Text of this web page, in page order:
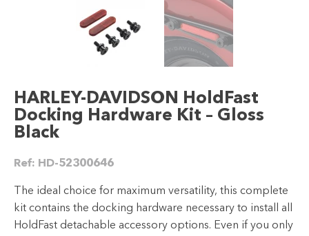
HARLEY-DAVIDSON HoldFast
Docking Hardware Kit – Gloss
Black
Ref: HD-52300646
The ideal choice for maximum versatility, this complete
kit contains the docking hardware necessary to install all
HoldFast detachable accessory options. Even if you only